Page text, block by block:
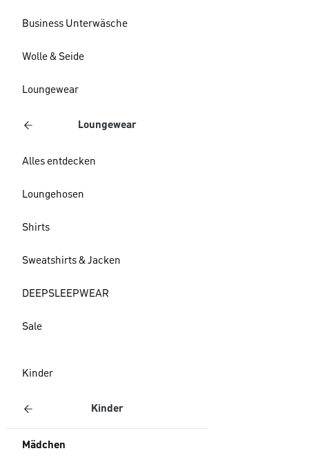
Business Unterwäsche
Wolle & Seide
Loungewear
Loungewear
Alles entdecken
Loungehosen
Shirts
Sweatshirts & Jacken
DEEPSLEEPWEAR
Sale
Kinder
Kinder
Mädchen